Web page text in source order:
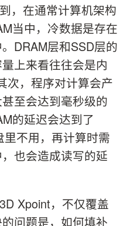
，在通常计算机架构
当中，冷数据是存在
DRAM层和SSD层的
上来看往往会是内
次，程序对计算会产
至会达到毫秒级的
的延迟会达到了
不用，再计算时需
也会造成读写的延
Xpoint，不仅覆盖
问题是，如何填补